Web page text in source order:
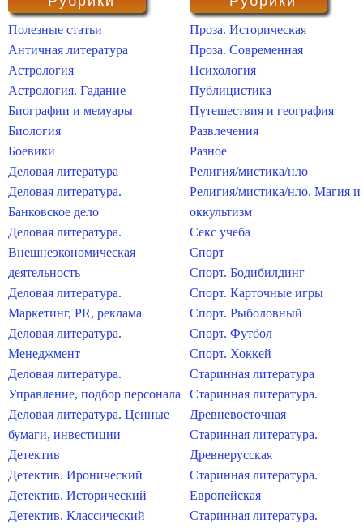
Полезные статьи
Античная литература
Астрология
Астрология. Гадание
Биографии и мемуары
Биология
Боевики
Деловая литература
Деловая литература.
Банковское дело
Деловая литература.
Внешнеэкономическая
деятельность
Деловая литература.
Маркетинг, PR, реклама
Деловая литература.
Менеджмент
Деловая литература.
Управление, подбор персонала
Деловая литература. Ценные
бумаги, инвестиции
Детектив
Детектив. Иронический
Детектив. Исторический
Детектив. Классический
Проза. Историческая
Проза. Современная
Психология
Публицистика
Путешествия и география
Развлечения
Разное
Религия/мистика/нло
Религия/мистика/нло. Магия и
оккультизм
Секс учеба
Спорт
Спорт. Бодибилдинг
Спорт. Карточные игры
Спорт. Рыболовный
Спорт. Футбол
Спорт. Хоккей
Старинная литература
Старинная литература.
Древневосточная
Старинная литература.
Древнерусская
Старинная литература.
Европейская
Старинная литература.